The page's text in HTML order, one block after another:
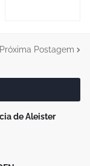
Próxima Postagem
de Aleister